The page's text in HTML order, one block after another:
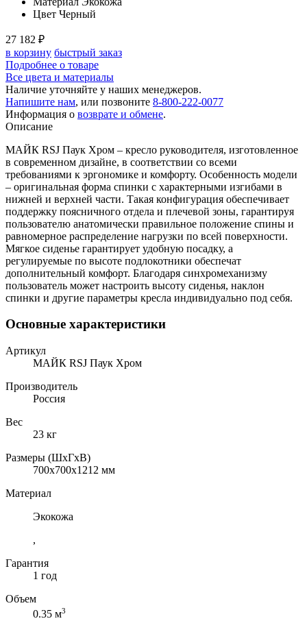
Цвет Черный
27 182 ₽
в корзину быстрый заказ
Подробнее о товаре
Все цвета и материалы
Наличие уточняйте у наших менеджеров.
Напишите нам, или позвоните 8-800-222-0077
Информация о возврате и обмене.
Описание
МАЙК RSJ Паук Хром – кресло руководителя, изготовленное
в современном дизайне, в соответствии со всеми
требованиями к эргономике и комфорту. Особенность модели
– оригинальная форма спинки с характерными изгибами в
нижней и верхней части. Такая конфигурация обеспечивает
поддержку поясничного отдела и плечевой зоны, гарантируя
пользователю анатомически правильное положение спины и
равномерное распределение нагрузки по всей поверхности.
Мягкое сиденье гарантирует удобную посадку, а
регулируемые по высоте подлокотники обеспечат
дополнительный комфорт. Благодаря синхромеханизму
пользователь может настроить высоту сиденья, наклон
спинки и другие параметры кресла индивидуально под себя.
Основные характеристики
Артикул
МАЙК RSJ Паук Хром
Производитель
Россия
Вес
23 кг
Размеры (ШхГхВ)
700x700x1212 мм
Материал
Экокожа
,
Гарантия
1 год
Объем
0.35 м3